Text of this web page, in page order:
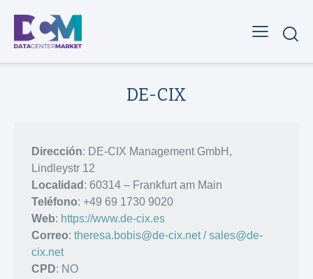
DE-CIX
Dirección: DE-CIX Management GmbH,
Lindleystr 12
Localidad : 60314 – Frankfurt am Main
Teléfono: +49 69 1730 9020
Web: https://www.de-cix.es
Correo: theresa.bobis@de-cix.net / sales@de-
cix.net
CPD: NO